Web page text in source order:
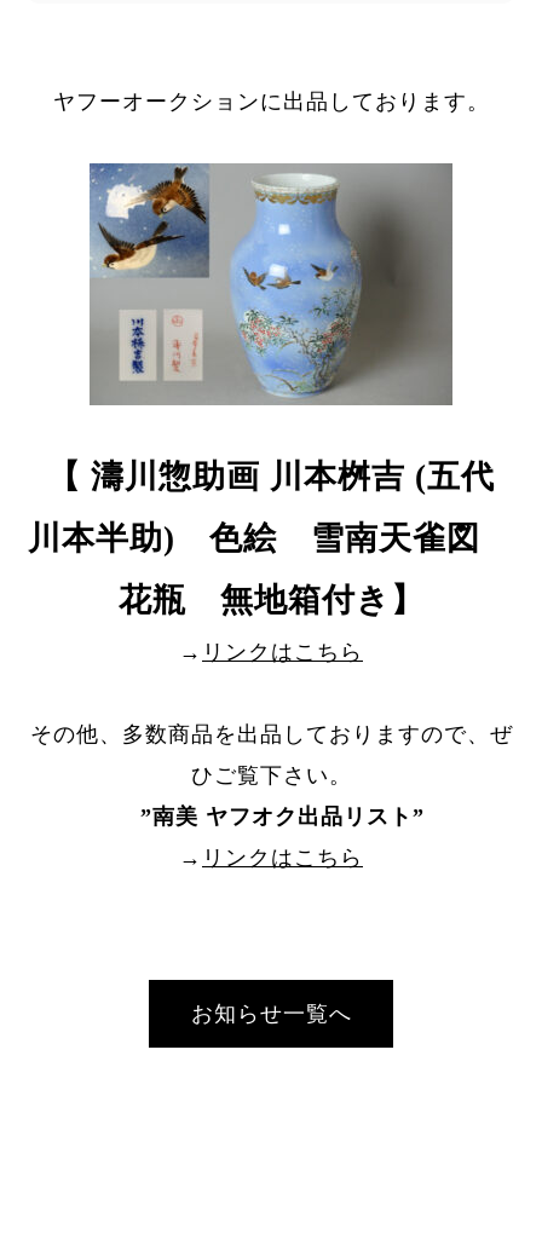
ヤフーオークションに出品しております。
【 濤川惣助画 川本桝吉 (五代
川本半助) 色絵 雪南天雀図
花瓶 無地箱付き】
→ リンクはこちら
その他、多数商品を出品しておりますので、ぜ
ひご覧下さい。
”南美 ヤフオク出品リスト ”
→ リンクはこちら
お知らせ一覧へ